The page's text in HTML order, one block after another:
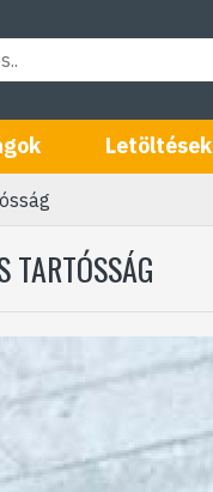
Letöltések
TARTÓSSÁG